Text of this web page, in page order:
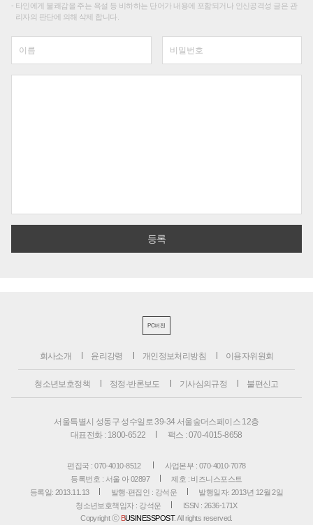
타인에게 불쾌감을 주는 욕설 등 비하하는 단어가 내용에 포함되거나 인신공격성 글은 관
리자의 판단에 의해 삭제 합니다.
PC버전
회사소개 윤리강령 개인정보처리방침 이용자위원회
청소년보호정책 정정·반론보도 기사심의규정 불편신고
서울특별시 성동구 성수일로 39-34 서울숲더스페이스 12층
대표전화 : 1800-6522
팩스 : 070-4015-8658
편집국 : 070-4010-8512
사업본부 : 070-4010-7078
등록번호 : 서울 아 02897
제호 : 비즈니스포스트
등록일: 2013.11.13
발행·편집인 : 강석운
발행일자: 2013년 12월 2일
청소년보호책임자 : 강석운
ISSN : 2636-171X
Copyright ⓒ BUSINESSPOST. All rights reserved.